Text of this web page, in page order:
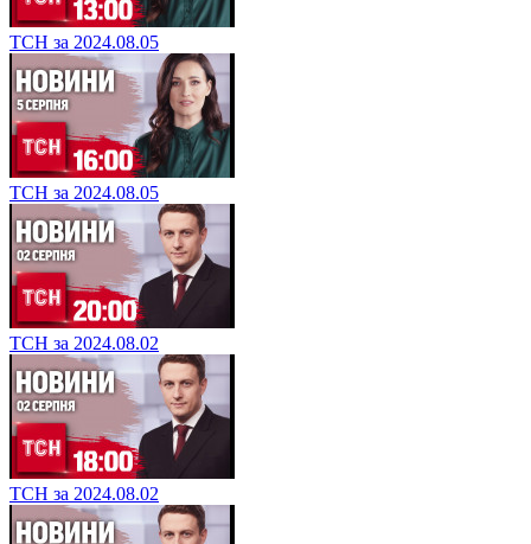
ТСН за 2024.08.05
ТСН за 2024.08.05
ТСН за 2024.08.02
ТСН за 2024.08.02